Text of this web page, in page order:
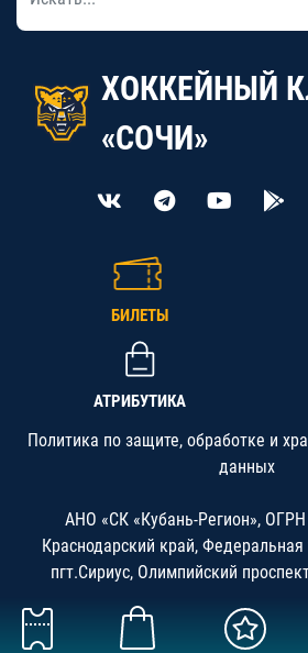
ХОККЕЙНЫЙ
«СОЧИ»
БИЛЕТЫ
АТРИБУТИКА
Политика по защите, обработке и
данных
АНО «СК «Кубань-Регион»,
Краснодарский край, Федеральная
пгт.Сириус, Олимпийский